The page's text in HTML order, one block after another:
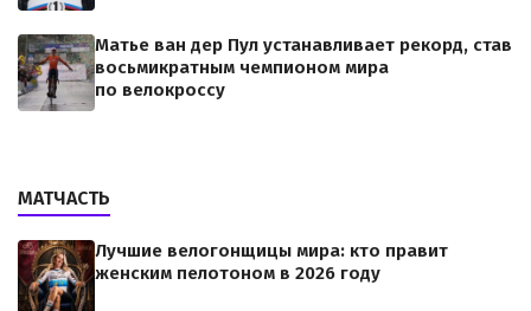
Матье ван дер Пул устанавливает рекорд, став
восьмикратным чемпионом мира
по велокроссу
МАТЧАСТЬ
Лучшие велогонщицы мира: кто правит
женским пелотоном в 2026 году